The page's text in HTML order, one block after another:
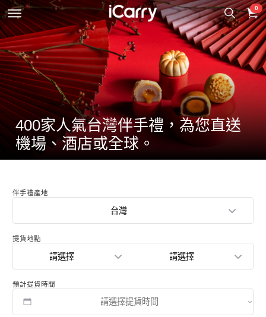
0
400家人氣台灣伴手禮，為您直送
機場、酒店或全球。
伴手禮產地
台灣
提貨地點
請選擇 請選擇
預計提貨時間